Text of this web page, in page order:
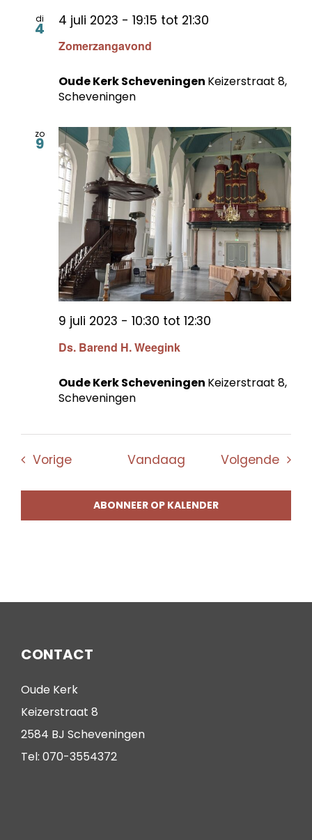
di
4
Zomerzangavond
4 juli 2023 - 19:15 tot 21:30
Oude Kerk Scheveningen Keizerstraat 8,
Scheveningen
zo
9
Ds. Barend H. Weegink
9 juli 2023 - 10:30 tot 12:30
Oude Kerk Scheveningen Keizerstraat 8,
Scheveningen
VorigeEvenementenVandaag Volgende
ABONNEER OP KALENDER
CONTACT
Oude Kerk
Keizerstraat 8
2584 BJ Scheveningen
Tel: 070-3554372